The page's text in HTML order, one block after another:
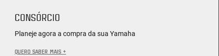
CONSÓRCIO
Planeje agora a compra da sua Yamaha
QUERO SABER MAIS +